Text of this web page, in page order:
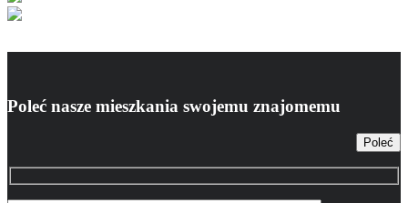
Poleć nasze mieszkania swojemu znajomemu
Poleć